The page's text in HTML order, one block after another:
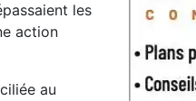
les
action
au